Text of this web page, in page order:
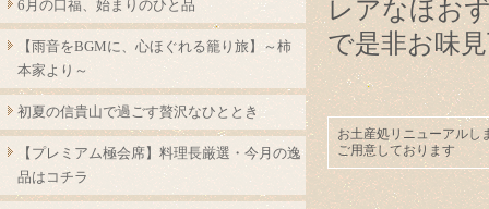
レアなほお
で是非お味
お土産処リニューアルし
ご用意しております
6月の口福、始まりのひと品
【雨音をBGMに、心ほぐれる籠り旅】～柿
本家より～
初夏の信貴山で過ごす贅沢なひととき
【プレミアム極会席】料理長厳選・今月の逸
品はコチラ